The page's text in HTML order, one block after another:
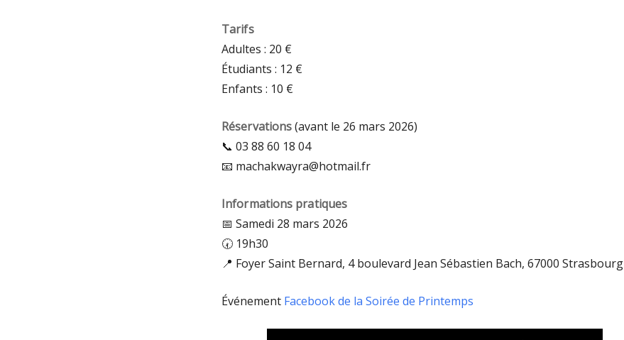
Tarifs
Adultes : 20 €
Étudiants : 12 €
Enfants : 10 €
Réservations(avant le 26 mars 2026)
📞 03 88 60 18 04
📧 machakwayra@hotmail.fr
Informations pratiques
📅 Samedi 28 mars 2026
🕢 19h30
📍 Foyer Saint Bernard, 4 boulevard Jean Sébastien Bach, 67000 Strasbourg
Événement Facebook de la Soirée de Printemps